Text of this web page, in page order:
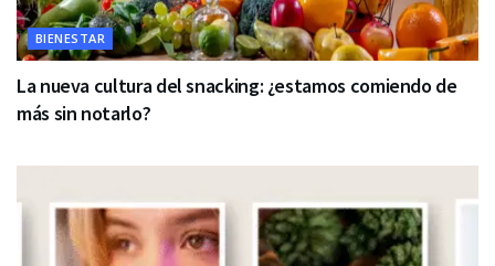
BIENESTAR
La nueva cultura del snacking: ¿estamos comiendo de
más sin notarlo?